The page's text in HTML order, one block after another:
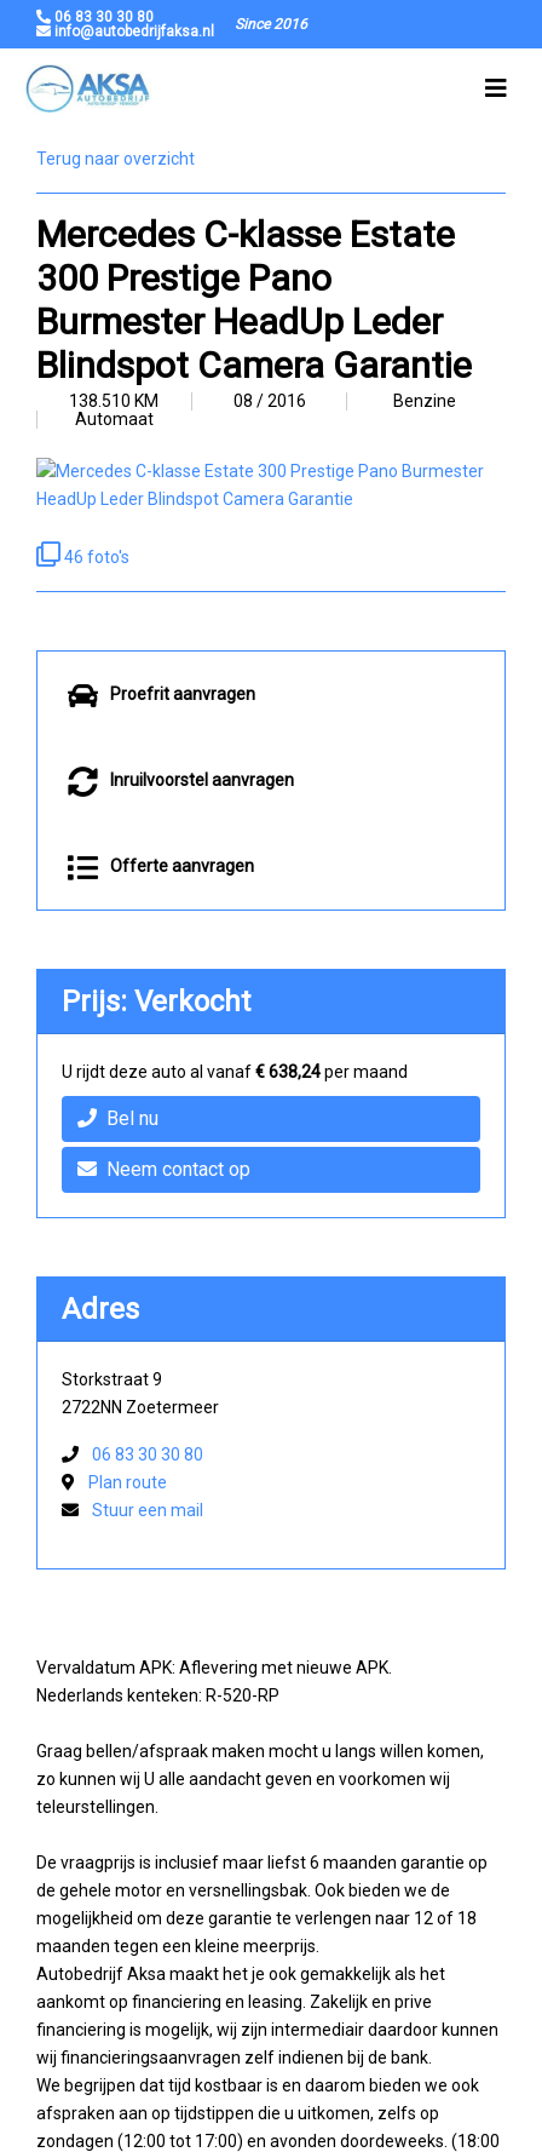
06 83 30 30 80
info@autobedrijfaksa.nl
Since 2016
Terug naar overzicht
Mercedes C-klasse Estate
300 Prestige Pano
Burmester HeadUp Leder
Blindspot Camera Garantie
138.510 KM 08 / 2016
Benzine
Automaat
46 foto's
Proefrit aanvragen
Inruilvoorstel aanvragen
Offerte aanvragen
Vervaldatum APK: Aflevering met nieuwe APK.
Nederlands kenteken: R-520-RP
Graag bellen/afspraak maken mocht u langs willen komen,
zo kunnen wij U alle aandacht geven en voorkomen wij
teleurstellingen.
De vraagprijs is inclusief maar liefst 6 maanden garantie op
de gehele motor en versnellingsbak. Ook bieden we de
mogelijkheid om deze garantie te verlengen naar 12 of 18
maanden tegen een kleine meerprijs.
Autobedrijf Aksa maakt het je ook gemakkelijk als het
aankomt op financiering en leasing. Zakelijk en prive
financiering is mogelijk, wij zijn intermediair daardoor kunnen
wij financieringsaanvragen zelf indienen bij de bank.
We begrijpen dat tijd kostbaar is en daarom bieden we ook
afspraken aan op tijdstippen die u uitkomen, zelfs op
zondagen (12:00 tot 17:00) en avonden doordeweeks. (18:00
Prijs: Verkocht
U rijdt deze auto al vanaf€ 638,24per maand
Bel nu
Neem contact op
Adres
Storkstraat 9
2722NN Zoetermeer
06 83 30 30 80
Plan route
Stuur een mail